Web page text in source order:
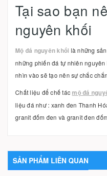
Tại sao bạn
nguyên khối
Mộ đá nguyên khối là những
những phiến đá tự nhiên
nhìn vào sẽ tạo nên sự chắc
Chất liệu để chế tácmộ đá
liệu đá như : xanh đen Thanh
granit đốm đen và granit đen
SẢN PHẨM LIÊN QUAN